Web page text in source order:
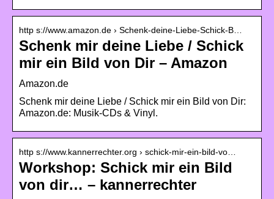
http s://www.amazon.de › Schenk-deine-Liebe-Schick-B…
Schenk mir deine Liebe / Schick
mir ein Bild von Dir – Amazon
Amazon.de
Schenk mir deine Liebe / Schick mir ein Bild von Dir:
Amazon.de: Musik-CDs & Vinyl.
http s://www.kannerrechter.org › schick-mir-ein-bild-vo…
Workshop: Schick mir ein Bild
von dir… – kannerrechter